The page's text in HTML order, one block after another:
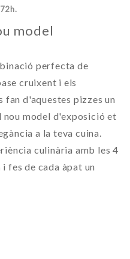
model
perfecta de
cruixent i els
d'aquestes pizzes un
model d'exposició et
a la teva cuina.
culinària amb les 4
fes de cada àpat un